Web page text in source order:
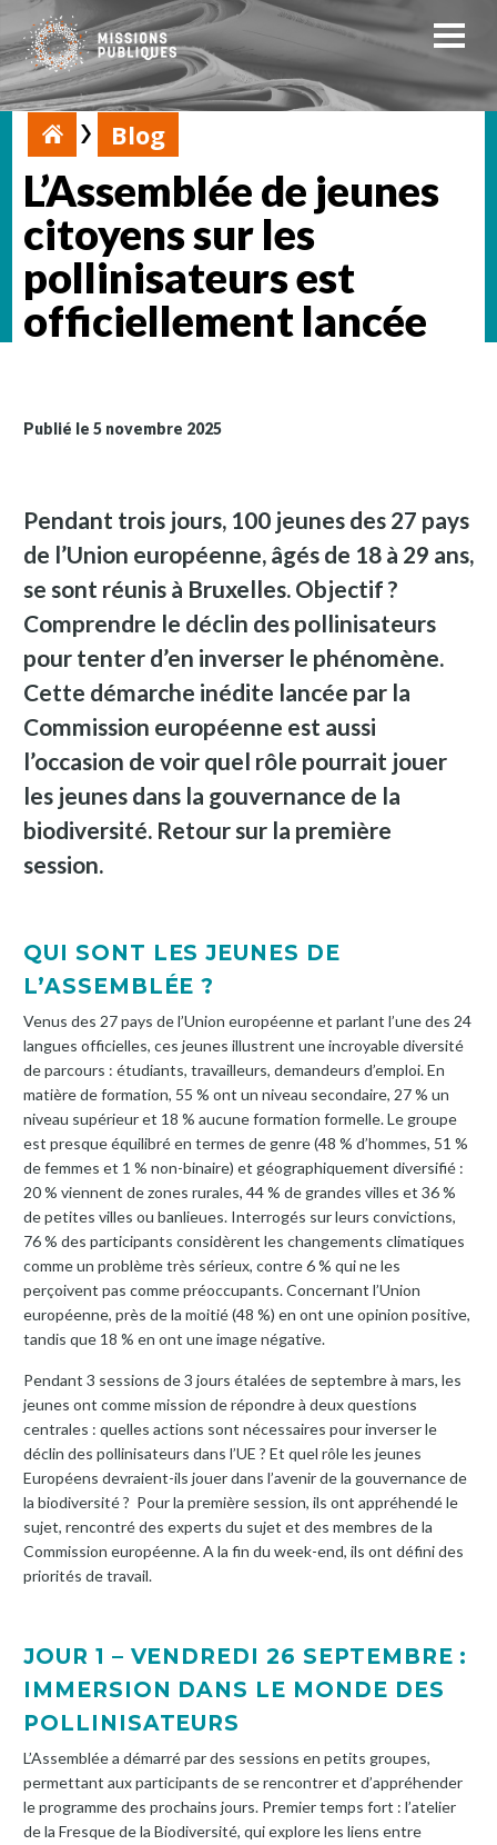
Blog
L’Assemblée de jeunes
citoyens sur les
pollinisateurs est
officiellement lancée
Publié le 5 novembre 2025
Pendant trois jours, 100 jeunes des 27 pays
de l’Union européenne, âgés de 18 à 29 ans,
se sont réunis à Bruxelles. Objectif ?
Comprendre le déclin des pollinisateurs
pour tenter d’en inverser le phénomène.
Cette démarche inédite lancée par la
Commission européenne est aussi
l’occasion de voir quel rôle pourrait jouer
les jeunes dans la gouvernance de la
biodiversité. Retour sur la première
session.
QUI SONT LES JEUNES DE
L’ASSEMBLÉE ?
Venus des 27 pays de l’Union européenne et parlant l’une des 24
langues officielles, ces jeunes illustrent une incroyable diversité
de parcours : étudiants, travailleurs, demandeurs d’emploi. En
matière de formation, 55 % ont un niveau secondaire, 27 % un
niveau supérieur et 18 % aucune formation formelle. Le groupe
est presque équilibré en termes de genre (48 % d’hommes, 51 %
de femmes et 1 % non-binaire) et géographiquement diversifié :
20 % viennent de zones rurales, 44 % de grandes villes et 36 %
de petites villes ou banlieues. Interrogés sur leurs convictions,
76 % des participants considèrent les changements climatiques
comme un problème très sérieux, contre 6 % qui ne les
perçoivent pas comme préoccupants. Concernant l’Union
européenne, près de la moitié (48 %) en ont une opinion positive,
tandis que 18 % en ont une image négative.
Pendant 3 sessions de 3 jours étalées de septembre à mars, les
jeunes ont comme mission de répondre à deux questions
centrales : quelles actions sont nécessaires pour inverser le
déclin des pollinisateurs dans l’UE ? Et quel rôle les jeunes
Européens devraient-ils jouer dans l’avenir de la gouvernance de
la biodiversité ? Pour la première session, ils ont appréhendé le
sujet, rencontré des experts du sujet et des membres de la
Commission européenne. A la fin du week-end, ils ont défini des
priorités de travail.
JOUR 1 – VENDREDI 26 SEPTEMBRE :
IMMERSION DANS LE MONDE DES
POLLINISATEURS
L’Assemblée a démarré par des sessions en petits groupes,
permettant aux participants de se rencontrer et d’appréhender
le programme des prochains jours. Premier temps fort : l’atelier
de la Fresque de la Biodiversité, qui explore les liens entre